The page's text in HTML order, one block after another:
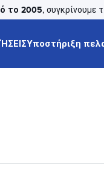
το 2005, συγκρίνουμε
Υποστήριξη